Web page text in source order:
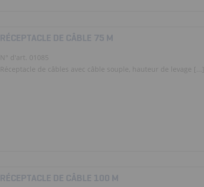
RÉCEPTACLE DE CÂBLE 75 M
N° d'art. 01085
Réceptacle de câbles avec câble souple, hauteur de levage [...]
RÉCEPTACLE DE CÂBLE 100 M